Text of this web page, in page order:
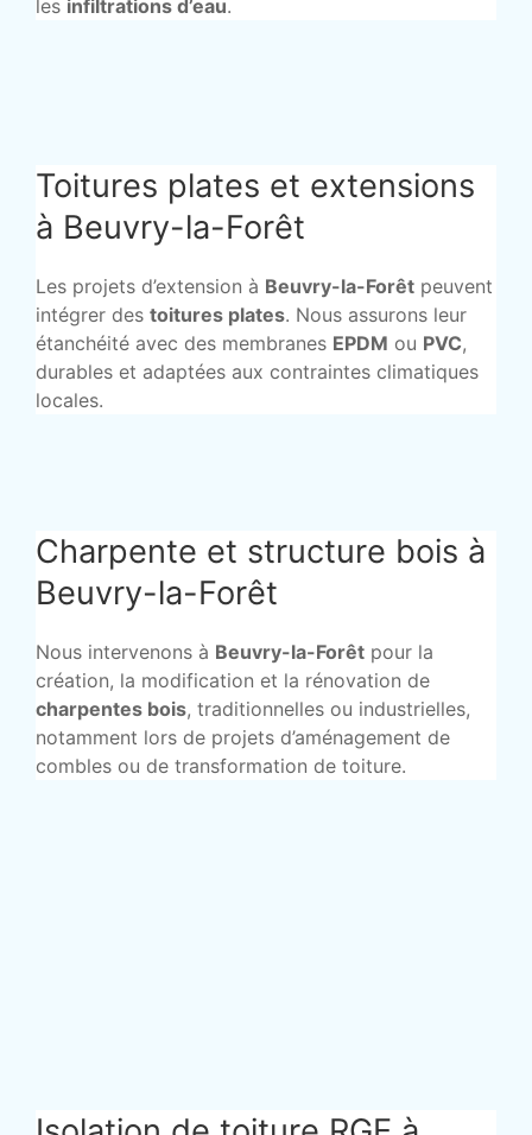
les infiltrations d’eau.
Toitures plates et extensions
à Beuvry-la-Forêt
Les projets d’extension à Beuvry-la-Forêt peuvent
intégrer des toitures plates. Nous assurons leur
étanchéité avec des membranes EPDM ou PVC,
durables et adaptées aux contraintes climatiques
locales.
Charpente et structure bois à
Beuvry-la-Forêt
Nous intervenons à Beuvry-la-Forêt pour la
création, la modification et la rénovation de
charpentes bois, traditionnelles ou industrielles,
notamment lors de projets d’aménagement de
combles ou de transformation de toiture.